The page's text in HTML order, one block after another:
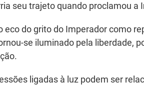
seu trajeto quando proclamou a
eco do grito do Imperador como
se iluminado pela liberdade,
ligadas à luz podem ser